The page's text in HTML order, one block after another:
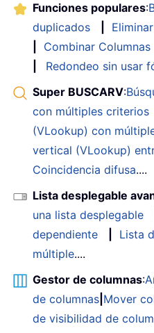
Funciones populares:
duplicados
Combinar
Redondeo sin usar
Super BUSCARV:
con múltiples criterios
(VLookup) con
vertical (VLookup)
Coincidencia difusa....
Lista desplegable
una lista desplegable
dependiente
Lista
múltiple....
Gestor de columnas:
de columnas Mover
de visibilidad de